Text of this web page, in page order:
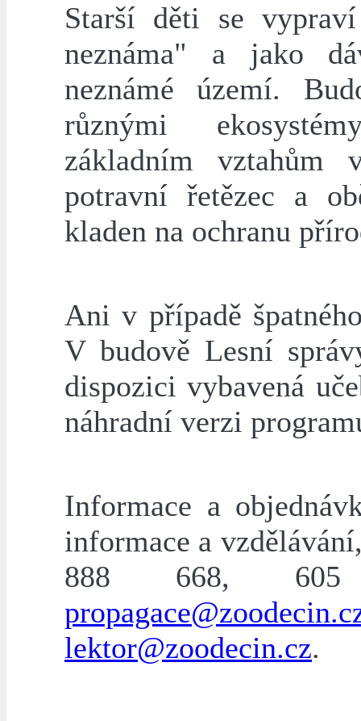
Starší děti se
neznáma" a jako
neznámé území.
různými
základním
potravní řetězec a
kladen na ochranu
Ani v případě
V budově Lesní
dispozici vybavená
náhradní verzi
Informace a
informace a
888 668,
lektor@zoodecin.cz.